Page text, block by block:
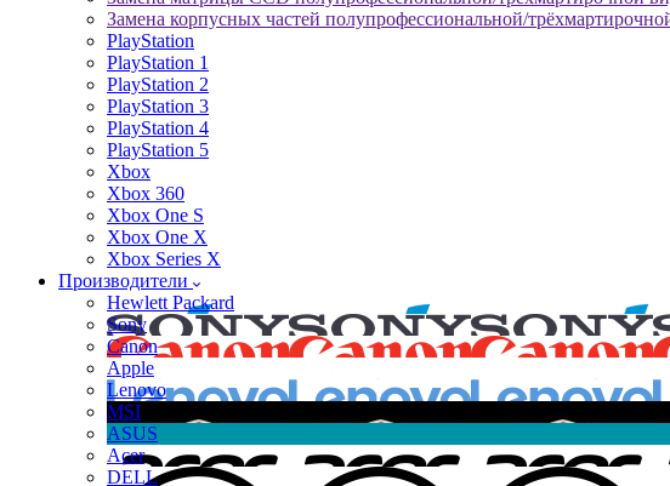
Замена корпусных частей полупрофессиональной/
PlayStation
PlayStation 1
PlayStation 2
PlayStation 3
PlayStation 4
PlayStation 5
Xbox
Xbox 360
Xbox One S
Xbox One X
Xbox Series X
Производители
Hewlett Packard
Sony
Canon
Apple
Lenovo
MSI
ASUS
Acer
DELL